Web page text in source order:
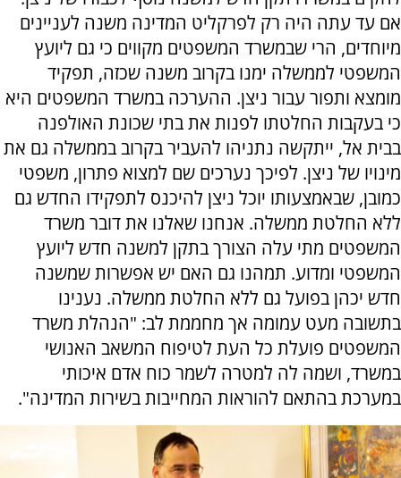
אם עד עתה היה רק לפרקליט המדינה משנה לעניינים
מיוחדים, הרי שבמשרד המשפטים מקווים כי גם ליועץ
המשפטי לממשלה ימנו בקרוב משנה שכזה, תפקיד
מומצא ותפור עבור ניצן. ההערכה במשרד המשפטים היא
כי בעקבות החלטתו לפנות את בתי שכונת האולפנה
בבית אל, ייתקשה נתניהו להעביר בקרוב בממשלה גם את
מינויו של ניצן. לפיכך נערכים שם למצוא פתרון, משפטי
כמובן, שבאמצעותו יוכל ניצן להיכנס לתפקידו החדש גם
ללא החלטת ממשלה. אנחנו שאלנו את דובר משרד
המשפטים מתי עלה הצורך בתקן למשנה חדש ליועץ
המשפטי ומדוע. תמהנו גם האם יש אפשרות שמשנה
חדש יכהן בפועל גם ללא החלטת ממשלה. נענינו
בתשובה מעט עמומה אך מחממת לב: "הנהלת משרד
המשפטים פועלת כל העת לטיפוח המשאב האנושי
במשרד, ושמה לה למטרה לשמר כוח אדם איכותי
במערכת בהתאם להוראות המחייבות בשירות המדינה".